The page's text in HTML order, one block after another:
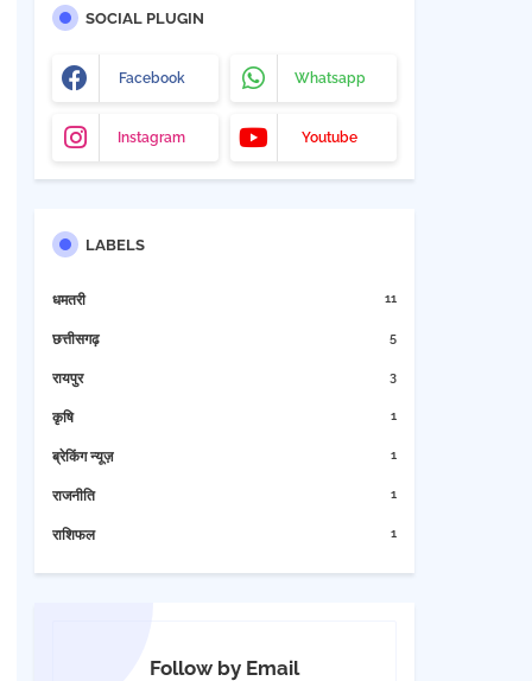
SOCIAL PLUGIN
Facebook Whatsapp
Instagram Youtube
LABELS
धमतरी 11
छत्तीसगढ़ 5
रायपुर 3
कृषि 1
ब्रेकिंग न्यूज़ 1
राजनीति 1
राशिफल 1
Follow by Email